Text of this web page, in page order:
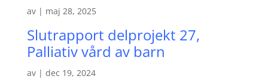
av | maj 28, 2025
Slutrapport delprojekt 27,
Palliativ vård av barn
av | dec 19, 2024